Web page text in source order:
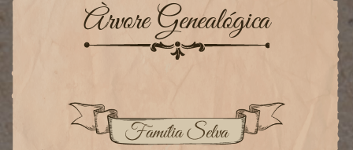
Àrvore Genealógica